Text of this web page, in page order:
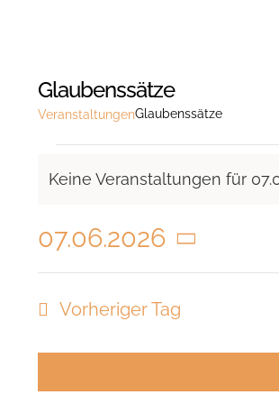
Glaubenssätze
VeranstaltungenGlaubenssätze
für
Keine Veranstaltungen für
07.06.2026
Datum
wählen.
Vorheriger Tag